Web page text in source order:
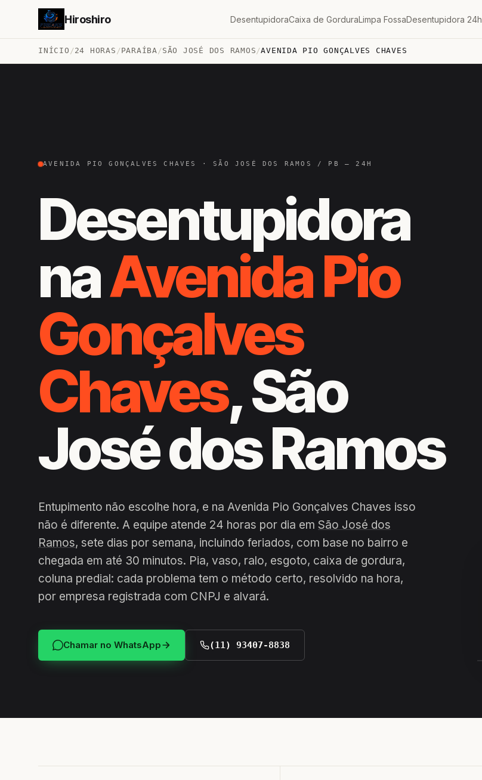
Hiroshiro DesentupidoraCaixa de GorduraLimpa FossaDesentupidora 24h
INÍCIO /24 HORAS /PARAÍBA /SÃO JOSÉ DOS RAMOS /AVENIDA PIO GONÇALVES CHAVES
AVENIDA PIO GONÇALVES CHAVES · SÃO JOSÉ DOS RAMOS / PB — 24H
Desentupidora
naAvenida Pio
Gonçalves
Chaves, São
José dos Ramos
Entupimento não escolhe hora, e na Avenida Pio Gonçalves Chaves isso
não é diferente. A equipe atende 24 horas por dia em São José dos
Ramos, sete dias por semana, incluindo feriados, com base no bairro e
chegada em até 30 minutos. Pia, vaso, ralo, esgoto, caixa de gordura,
coluna predial: cada problema tem o método certo, resolvido na hora,
por empresa registrada com CNPJ e alvará.
Chamar no WhatsApp (11) 93407-8838